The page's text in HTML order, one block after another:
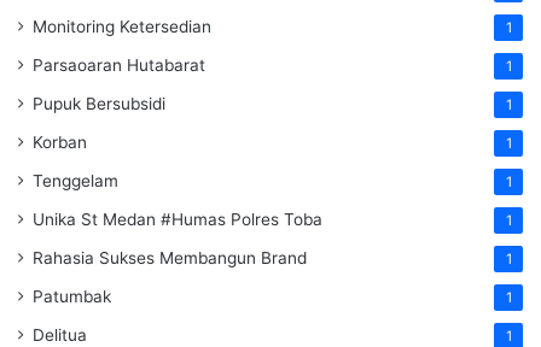
Monitoring Ketersedian 1
Parsaoaran Hutabarat 1
Pupuk Bersubsidi 1
Korban 1
Tenggelam 1
Unika St Medan #Humas Polres Toba 1
Rahasia Sukses Membangun Brand 1
Patumbak 1
Delitua 1